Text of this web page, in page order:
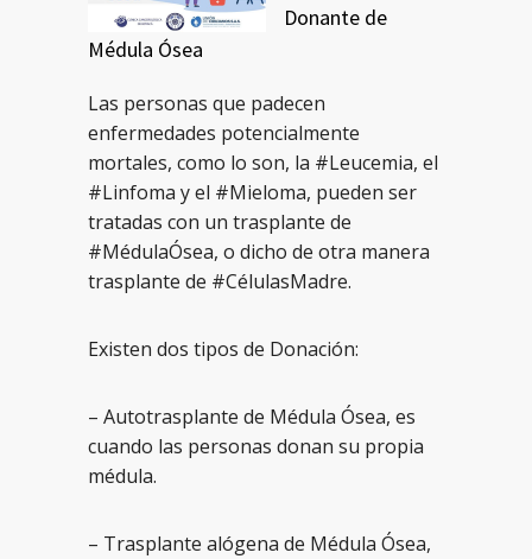
Donante de
Médula Ósea
Las personas que padecen
enfermedades potencialmente
mortales, como lo son, la #Leucemia, el
#Linfoma y el #Mieloma, pueden ser
tratadas con un trasplante de
#MédulaÓsea, o dicho de otra manera
trasplante de #CélulasMadre.
Existen dos tipos de Donación:
– Autotrasplante de Médula Ósea, es
cuando las personas donan su propia
médula.
– Trasplante alógena de Médula Ósea,